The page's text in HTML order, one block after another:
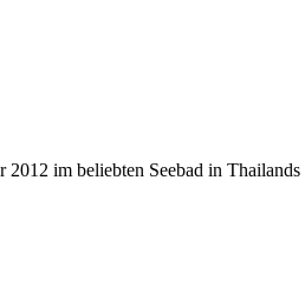
im beliebten Seebad in